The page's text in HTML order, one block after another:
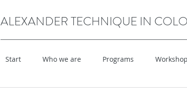
ALEXANDER TECHNIQUE IN
Start Who we are Programs